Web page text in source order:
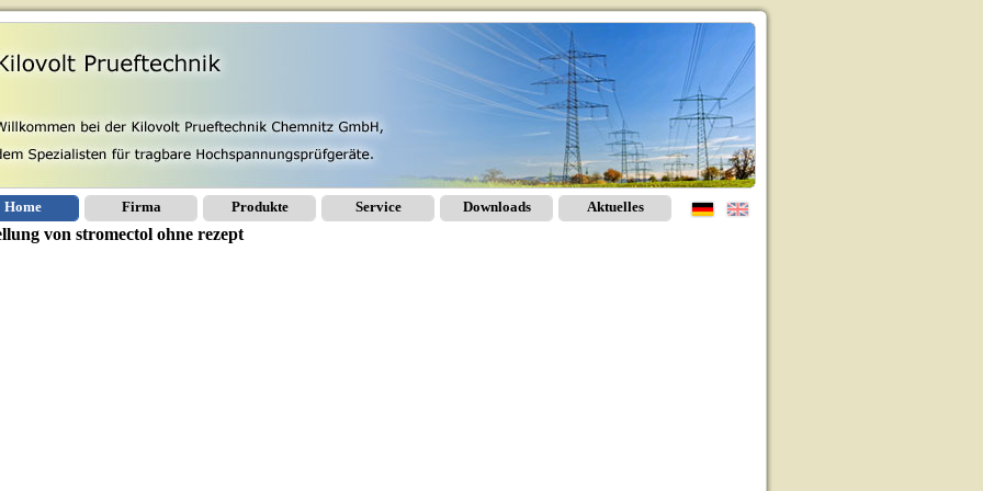
Home Firma Produkte Service Downloads Aktuelles
von stromectol ohne rezept